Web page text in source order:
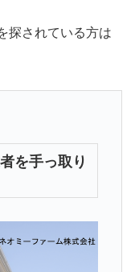
探されている方は
を手っ取り